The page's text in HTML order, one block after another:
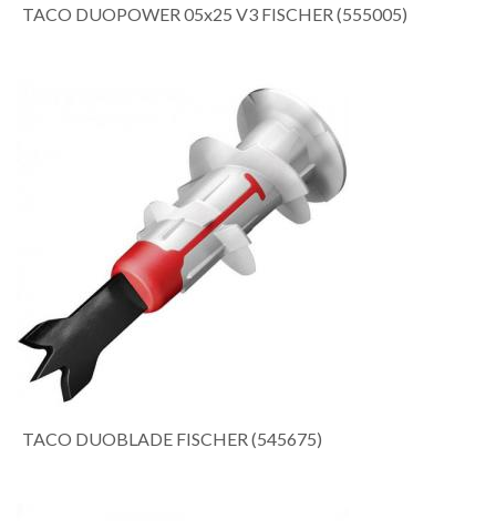
TACO DUOPOWER 05x25 V3 FISCHER (555005)
TACO DUOBLADE FISCHER (545675)